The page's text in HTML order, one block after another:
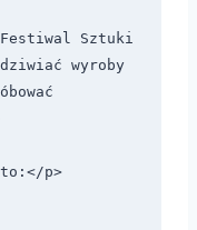
Sztuki
wyroby
p>